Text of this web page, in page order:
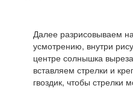
Далее разрисовываем
усмотрению, внутри
центре солнышка
вставляем стрелки и
гвоздик, чтобы стрелки